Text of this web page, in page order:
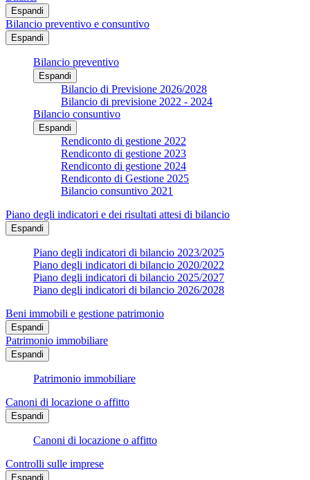
Espandi
Bilancio preventivo e consuntivo
Espandi
Bilancio preventivo
Espandi
Bilancio di Previsione 2026/2028
Bilancio di previsione 2022 - 2024
Bilancio consuntivo
Espandi
Rendiconto di gestione 2022
Rendiconto di gestione 2023
Rendiconto di gestione 2024
Rendiconto di Gestione 2025
Bilancio consuntivo 2021
Piano degli indicatori e dei risultati attesi di bilancio
Espandi
Piano degli indicatori di bilancio 2023/2025
Piano degli indicatori di bilancio 2020/2022
Piano degli indicatori di bilancio 2025/2027
Piano degli indicatori di bilancio 2026/2028
Beni immobili e gestione patrimonio
Espandi
Patrimonio immobiliare
Espandi
Patrimonio immobiliare
Canoni di locazione o affitto
Espandi
Canoni di locazione o affitto
Controlli sulle imprese
Espandi